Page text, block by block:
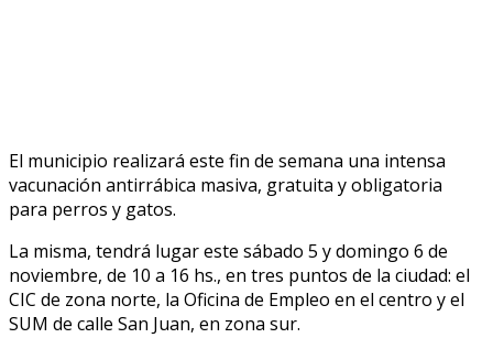
El municipio realizará este fin de semana una intensa
vacunación antirrábica masiva, gratuita y obligatoria
para perros y gatos.
La misma, tendrá lugar este sábado 5 y domingo 6 de
noviembre, de 10 a 16 hs., en tres puntos de la ciudad: el
CIC de zona norte, la Oficina de Empleo en el centro y el
SUM de calle San Juan, en zona sur.